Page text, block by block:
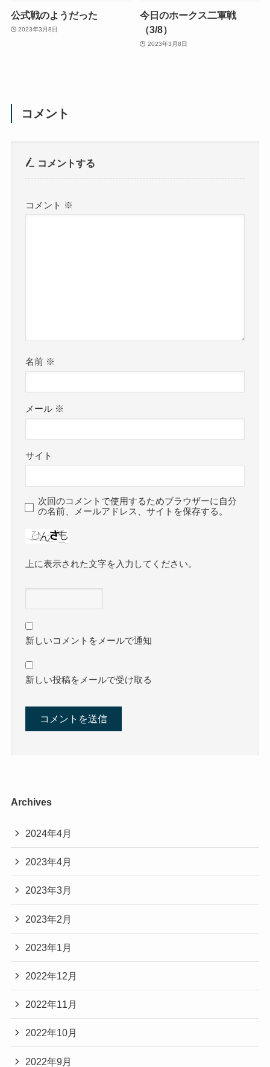
公式戦のようだった
2023年3月8日
今日のホークス二軍戦
（3/8）
2023年3月8日
コメント
コメントする
コメント ※
名前 ※
メール ※
サイト
次回のコメントで使用するためブラウザーに自分
の名前、メールアドレス、サイトを保存する。
上に表示された文字を入力してください。
新しいコメントをメールで通知
新しい投稿をメールで受け取る
Archives
2024年4月
2023年4月
2023年3月
2023年2月
2023年1月
2022年12月
2022年11月
2022年10月
2022年9月